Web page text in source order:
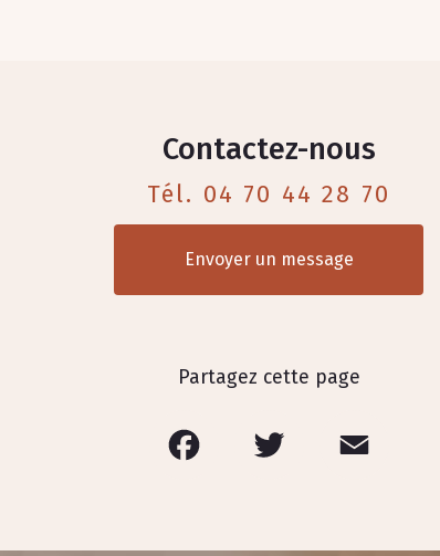
Contactez-nous
Tél. 04 70 44 28 70
Envoyer un message
Partagez cette page